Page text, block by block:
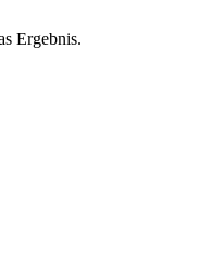
Ergebnis.